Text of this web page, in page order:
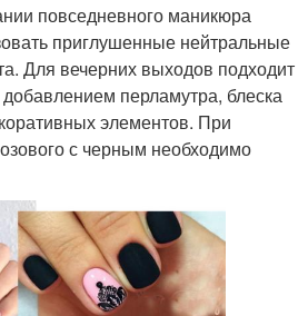
повседневного маникюра
приглушенные нейтральные
Для вечерних выходов подходит
перламутра, блеска
элементов. При
с черным необходимо